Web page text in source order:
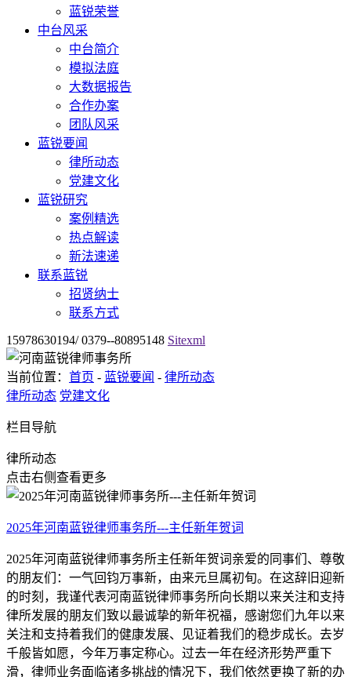
蓝锐荣誉
中台风采
中台简介
模拟法庭
大数据报告
合作办案
团队风采
蓝锐要闻
律所动态
党建文化
蓝锐研究
案例精选
热点解读
新法速递
联系蓝锐
招贤纳士
联系方式
15978630194/ 0379--80895148 Sitexml
当前位置： 首页 - 蓝锐要闻 - 律所动态
律所动态 党建文化
栏目导航
律所动态
点击右侧查看更多
2025年河南蓝锐律师事务所---主任新年贺词
2025年河南蓝锐律师事务所主任新年贺词亲爱的同事们、尊敬
的朋友们：一气回钧万事新，由来元旦属初旬。在这辞旧迎新
的时刻，我谨代表河南蓝锐律师事务所向长期以来关注和支持
律所发展的朋友们致以最诚挚的新年祝福，感谢您们九年以来
关注和支持着我们的健康发展、见证着我们的稳步成长。去岁
千般皆如愿，今年万事定称心。过去一年在经济形势严重下
滑，律师业务面临诸多挑战的情况下，我们依然更换了新的办